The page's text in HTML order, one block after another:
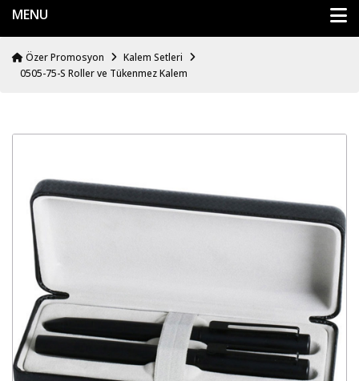
MENU
Özer Promosyon
Kalem Setleri
0505-75-S Roller ve Tükenmez Kalem